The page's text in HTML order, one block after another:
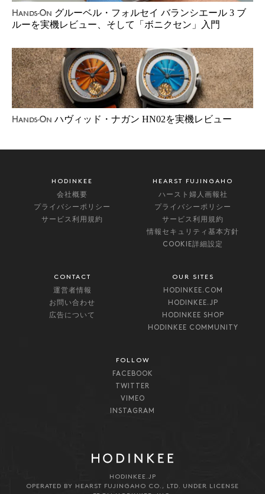
Hands-On グルーベル・フォルセイ バランシエール 3 ブ
ルーを実機レビュー、そして「ボニクセン」入門
Hands-On ハヴィッド・ナガン HN02を実機レビュー
HODINKEE
会社概要
プライバシーポリシー
サービス利用規約
HEARST FUJINGAHO
ハースト婦人画報社
プライバシーポリシー
サービス利用規約
情報セキュリティ基本方針
COOKIE詳細設定
CONTACT
運営者情報
お問い合わせ
広告について
OUR SITES
HODINKEE.COM
HODINKEE.JP
HODINKEE SHOP
HODINKEE COMMUNITY
FOLLOW
FACEBOOK
TWITTER
VIMEO
INSTAGRAM
HODINKEE.JP
OPERATED BY HEARST FUJINGAHO CO., LTD. UNDER LICENSE